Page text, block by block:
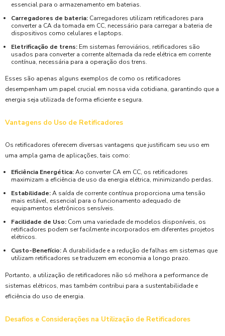
essencial para o armazenamento em baterias.
Carregadores de bateria: Carregadores utilizam retificadores para
converter a CA da tomada em CC, necessário para carregar a bateria de
dispositivos como celulares e laptops.
Eletrificação de trens: Em sistemas ferroviários, retificadores são
usados para converter a corrente alternada da rede elétrica em corrente
contínua, necessária para a operação dos trens.
Esses são apenas alguns exemplos de como os retificadores
desempenham um papel crucial em nossa vida cotidiana, garantindo que a
energia seja utilizada de forma eficiente e segura.
Vantagens do Uso de Retificadores
Os retificadores oferecem diversas vantagens que justificam seu uso em
uma ampla gama de aplicações, tais como:
Eficiência Energética:Ao converter CA em CC, os retificadores
maximizam a eficiência de uso da energia elétrica, minimizando perdas.
Estabilidade:A saída de corrente contínua proporciona uma tensão
mais estável, essencial para o funcionamento adequado de
equipamentos eletrônicos sensíveis.
Facilidade de Uso: Com uma variedade de modelos disponíveis, os
retificadores podem ser facilmente incorporados em diferentes projetos
elétricos.
Custo-Benefício:A durabilidade e a redução de falhas em sistemas que
utilizam retificadores se traduzem em economia a longo prazo.
Portanto, a utilização de retificadores não só melhora a performance de
sistemas elétricos, mas também contribui para a sustentabilidade e
eficiência do uso de energia.
Desafios e Considerações na Utilização de Retificadores